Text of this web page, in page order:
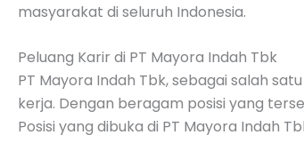
masyarakat di seluruh Indonesia.
Peluang Karir di PT Mayora Indah Tbk
PT Mayora Indah Tbk, sebagai salah
kerja. Dengan beragam posisi yang
Posisi yang dibuka di PT Mayora Indah